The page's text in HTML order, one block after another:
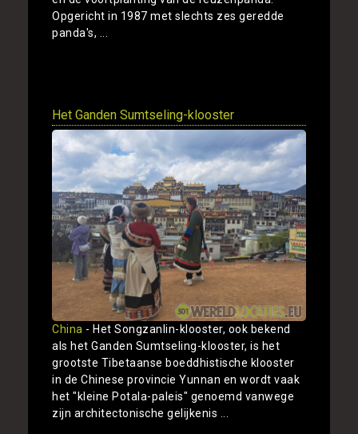
Opgericht in 1987 met slechts zes geredde
panda's, ...
Het Ganden Sumtseling-klooster
China - Het Songzanlin-klooster, ook bekend
als het Ganden Sumtseling-klooster, is het
grootste Tibetaanse boeddhistische klooster
in de Chinese provincie Yunnan en wordt vaak
het "kleine Potala-paleis" genoemd vanwege
zijn architectonische gelijkenis ...